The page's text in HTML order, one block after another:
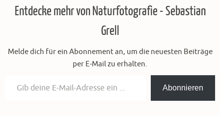
Entdecke mehr von Naturfotografie - Sebastian
Grell
Melde dich für ein Abonnement an, um die neuesten Beiträge
per E-Mail zu erhalten.
Abonnieren